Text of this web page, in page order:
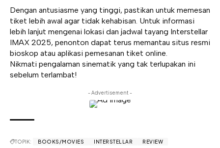
Dengan antusiasme yang tinggi, pastikan untuk memesan
tiket lebih awal agar tidak kehabisan. Untuk informasi
lebih lanjut mengenai lokasi dan jadwal tayang Interstellar
IMAX 2025, penonton dapat terus memantau situs resmi
bioskop atau aplikasi pemesanan tiket online.
Nikmati pengalaman sinematik yang tak terlupakan ini
sebelum terlambat!
- Advertisement -
TOPIK: BOOKS/MOVIES INTERSTELLAR REVIEW